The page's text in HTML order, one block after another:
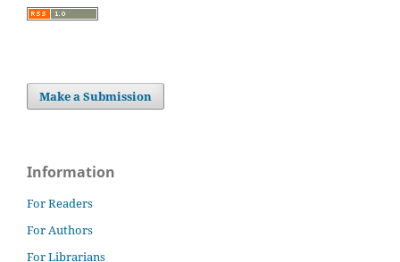
Make a Submission
Information
For Readers
For Authors
For Librarians